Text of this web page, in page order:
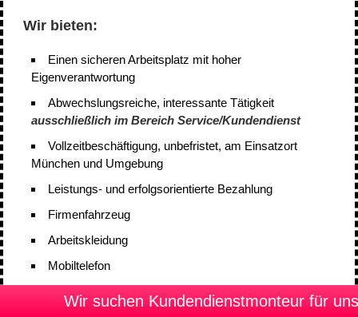
Wir bieten:
Einen sicheren Arbeitsplatz mit hoher
Eigenverantwortung
Abwechslungsreiche, interessante Tätigkeit
ausschließlich im Bereich Service/Kundendienst
Vollzeitbeschäftigung, unbefristet, am Einsatzort
München und Umgebung
Leistungs- und erfolgsorientierte Bezahlung
Firmenfahrzeug
Arbeitskleidung
Mobiltelefon
Wir suchen Kundendienstmonteur für